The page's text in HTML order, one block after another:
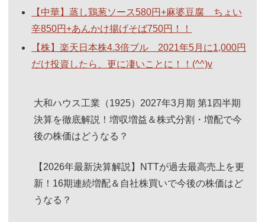
【中華】蒸し鶏葱ソース580円+麻婆豆腐 ちょい
辛850円+あんかけ揚げそば750円！！
【株】楽天日本株4.3倍ブル 2021年5月に1,000円
だけ投資したら、更に凄いことに！！(^^)v
大和ハウス工業（1925）2027年3月期 第1四半期
決算を徹底解説！増収増益＆株式分割・増配で今
後の株価はどうなる？
【2026年最新決算解説】NTTが過去最高売上を更
新！16期連続増配＆自社株買いで今後の株価はど
うなる？